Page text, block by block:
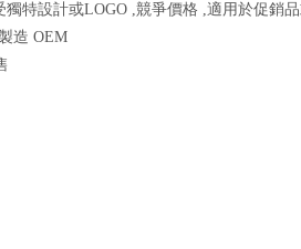
特設計或LOGO ,競爭價格 ,適用於促銷
造 OEM